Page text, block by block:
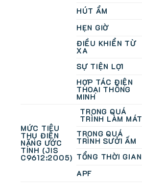
HÚT ẨM
HẸN GIỜ
ĐIỀU KHIỂN TỪ
XA
SỰ TIỆN LỢI
HỢP TÁC ĐIỆN
THOẠI THÔNG
MINH
MỨC TIÊU
THỤ ĐIỆN
NĂNG ƯỚC
TÍNH (JIS
C9612:2005)
TRONG QUÁ
TRÌNH LÀM MÁT
TRONG QUÁ
TRÌNH SƯỞI ẤM
TỔNG THỜI GIAN
APF